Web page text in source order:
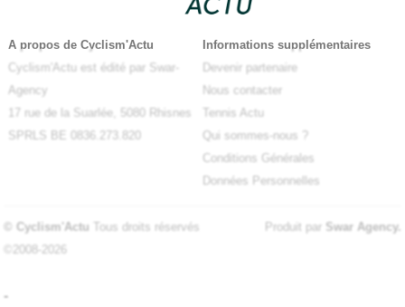
A propos de Cyclism'Actu
Cyclism'Actu est édité par Swar-
Agency
17 rue de la Suarlée, 5080 Rhisnes
SPRLS BE 0836.273.820
Informations supplémentaires
Devenir partenaire
Nous contacter
Tennis Actu
Qui sommes-nous ?
Conditions Générales
Données Personnelles
© Cyclism'Actu Tous droits réservés
©2008-2026
Produit par Swar Agency.
-